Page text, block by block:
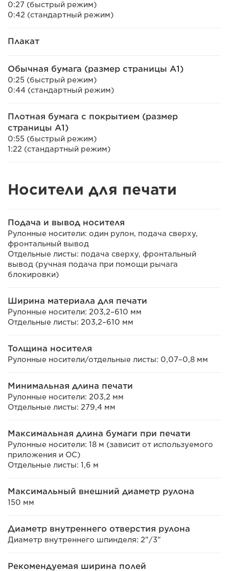
0:27 (быстрый режим)
0:42 (стандартный режим)
Плакат
Обычная бумага (размер страницы A1)
0:25 (быстрый режим)
0:44 (стандартный режим)
Плотная бумага с покрытием (размер
страницы A1)
0:55 (быстрый режим)
1:22 (стандартный режим)
Носители для печати
Подача и вывод носителя
Рулонные носители: один рулон, подача сверху,
фронтальный вывод
Отдельные листы: подача сверху, фронтальный
вывод (ручная подача при помощи рычага
блокировки)
Ширина материала для печати
Рулонные носители: 203,2–610 мм
Отдельные листы: 203,2–610 мм
Толщина носителя
Рулонные носители/отдельные листы: 0,07–0,8 мм
Минимальная длина печати
Рулонные носители: 203,2 мм
Отдельные листы: 279,4 мм
Максимальная длина бумаги при печати
Рулонные носители: 18 м (зависит от используемого
приложения и ОС)
Отдельные листы: 1,6 м
Максимальный внешний диаметр рулона
150 мм
Диаметр внутреннего отверстия рулона
Диаметр внутреннего шпинделя: 2"/3"
Рекомендуемая ширина полей